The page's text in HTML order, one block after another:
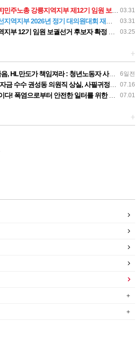
03.31
총 강릉지역지부 제12기 임원 보궐선거결과 공고
03.31
지부 2026년 정기 대의원대회 재소집 건
03.25
부 12기 임원 보궐선거 후보자 확정 공고
+
6일전
: 청년노동자 사망사고의 철저한 진상규명과 재발방지 대책 마련하라
07.16
수수 권성동 의원직 상실, 사필귀정이다
07.01
전한 일터를 위한 민주노총 강원지역본부 폭염감시단 선포 기자회견
+